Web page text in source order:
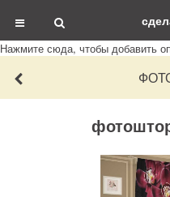
Нажмите сюда, чтобы добавить